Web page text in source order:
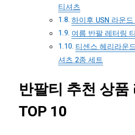
티셔츠
하이후 USN 라운
여름 반팔 레터링
티센스 헤리라운
셔츠 2종 세트
반팔티 추천 상품
TOP 10